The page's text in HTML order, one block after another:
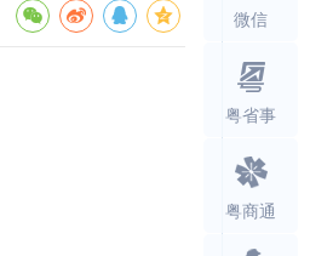
微信
粤省事
粤商通